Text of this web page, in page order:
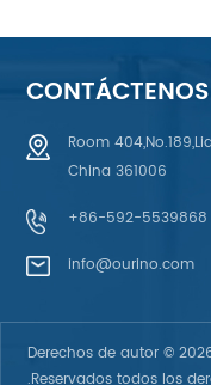
poliéster, policarbonato,
aluminio.5.Ventana:
transparente, frontal
semibrillante, esmerilada,
antideslumbrante,
6.Impresión: Serigrafía,
semiautomática, Impresión
automática
CONTÁCTENOS
Room
China 361006
+86-592-5539868
info@ourino.com
Derechos de autor © 2026
.Reservados todos los